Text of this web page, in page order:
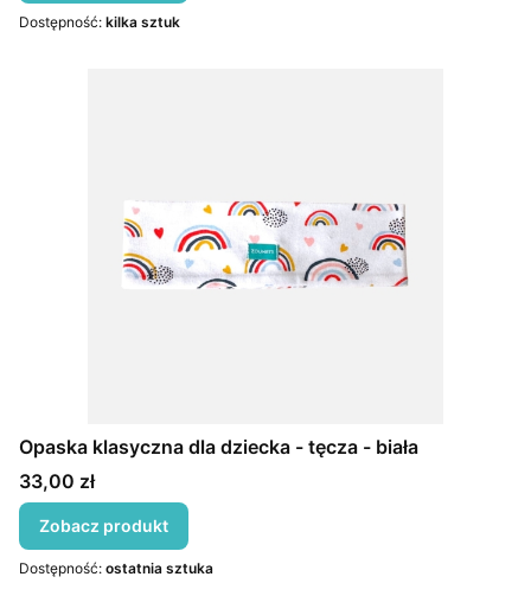
Dostępność: kilka sztuk
Opaska klasyczna dla dziecka - tęcza - biała
Cena
33,00 zł
Zobacz produkt
Dostępność: ostatnia sztuka